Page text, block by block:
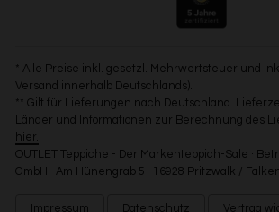
* Alle Preise inkl. gesetzl. Mehrwertsteuer und
Versand innerhalb Deutschlands).
** Gilt für Lieferungen nach Deutschland.
Länder und Informationen zur Berechnung des
hier.
OUTLET Teppiche - Der Markenteppich-Sale ·
GmbH · Am Hünengrab 5 · 16928 Pritzwalk /
Impressum Datenschutz Vertrag